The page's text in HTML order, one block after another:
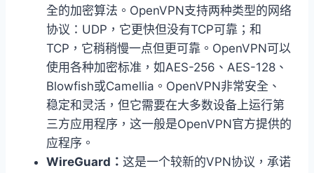
全的加密算法。OpenVPN支持两种类型的网络
协议：UDP，它更快但没有TCP可靠；和
TCP，它稍稍慢一点但更可靠。OpenVPN可以
使用各种加密标准，如AES-256、AES-128、
Blowfish或Camellia。OpenVPN非常安全、
稳定和灵活，但它需要在大多数设备上运行第
三方应用程序，这一般是OpenVPN官方提供的
应程序。
WireGuard： 这是一个较新的VPN协议，承诺